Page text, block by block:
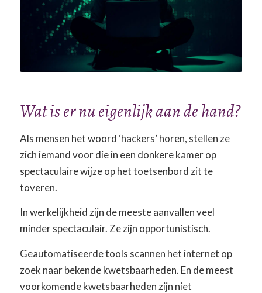
Wat is er nu eigenlijk aan de hand?
Als mensen het woord ‘hackers’ horen, stellen ze
zich iemand voor die in een donkere kamer op
spectaculaire wijze op het toetsenbord zit te
toveren.
In werkelijkheid zijn de meeste aanvallen veel
minder spectaculair. Ze zijn opportunistisch.
Geautomatiseerde tools scannen het internet op
zoek naar bekende kwetsbaarheden. En de meest
voorkomende kwetsbaarheden zijn niet